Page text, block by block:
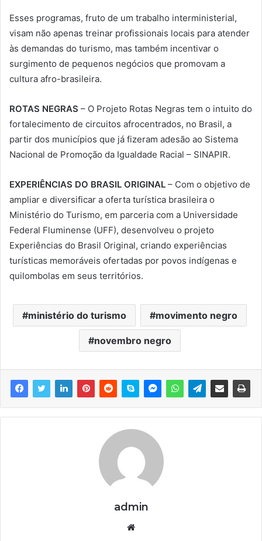
Esses programas, fruto de um trabalho interministerial,
visam não apenas treinar profissionais locais para atender
às demandas do turismo, mas também incentivar o
surgimento de pequenos negócios que promovam a
cultura afro-brasileira.
ROTAS NEGRAS – O Projeto Rotas Negras tem o intuito do
fortalecimento de circuitos afrocentrados, no Brasil, a
partir dos municípios que já fizeram adesão ao Sistema
Nacional de Promoção da Igualdade Racial – SINAPIR.
EXPERIÊNCIAS DO BRASIL ORIGINAL – Com o objetivo de
ampliar e diversificar a oferta turística brasileira o
Ministério do Turismo, em parceria com a Universidade
Federal Fluminense (UFF), desenvolveu o projeto
Experiências do Brasil Original, criando experiências
turísticas memoráveis ofertadas por povos indígenas e
quilombolas em seus territórios.
ministério do turismo movimento negro
novembro negro
admin